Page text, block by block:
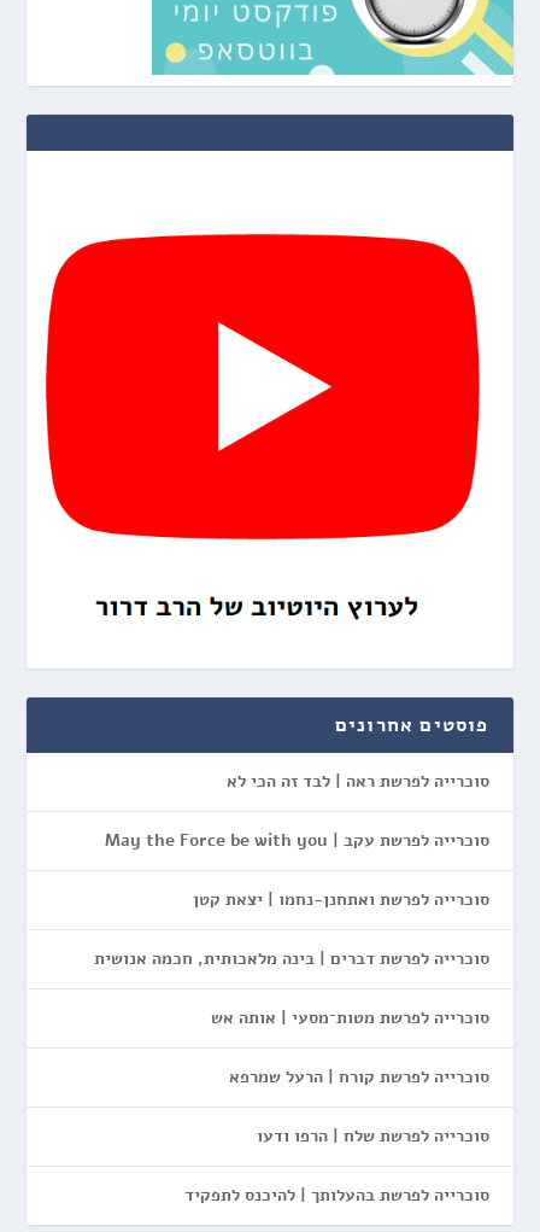
פוסטים אחרונים
סוכרייה לפרשת ראה | לבד זה הכי לא
סוכרייה לפרשת עקב | May the Force be with you
סוכרייה לפרשת ואתחנן-נחמו | יצאת קטן
סוכרייה לפרשת דברים | בינה מלאכותית, חכמה אנושית
סוכרייה לפרשת מטות־מסעי | אותה אש
סוכרייה לפרשת קורח | הרעל שמרפא
סוכרייה לפרשת שלח | הרפו ודעו
סוכרייה לפרשת בהעלותך | להיכנס לתפקיד